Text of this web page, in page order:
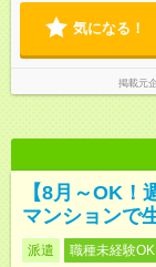
気になる！
掲載元
【8月～OK
マンションで
派遣 職種未経験OK